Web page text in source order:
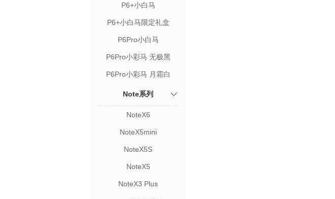
P6+小白马
P6+小白马限定礼盒
P6Pro小白马
P6Pro小彩马 无极黑
P6Pro小彩马 月霜白
Note系列
NoteX6
NoteX5mini
NoteX5S
NoteX5
NoteX3 Plus